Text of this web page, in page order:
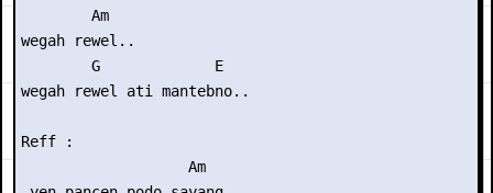
        Am
wegah rewel..
        G             E
wegah rewel ati mantebno..
Reff :
                   Am